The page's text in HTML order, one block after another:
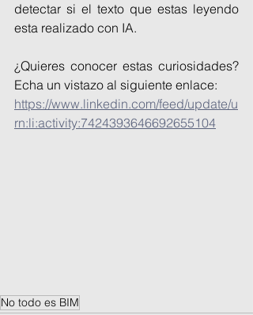
detectar si el texto que estas leyendo
esta realizado con IA.
¿Quieres conocer estas curiosidades?
Echa un vistazo al siguiente enlace:
https://www.linkedin.com/feed/update/u
rn:li:activity:7424393646692655104
No todo es BIM